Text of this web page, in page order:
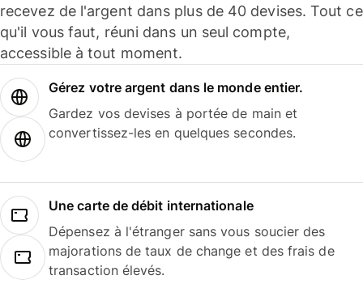
recevez de l'argent dans plus de 40 devises. Tout ce
qu'il vous faut, réuni dans un seul compte,
accessible à tout moment.
Gérez votre argent dans le monde entier.
Gardez vos devises à portée de main et
convertissez-les en quelques secondes.
Une carte de débit internationale
Dépensez à l'étranger sans vous soucier des
majorations de taux de change et des frais de
transaction élevés.